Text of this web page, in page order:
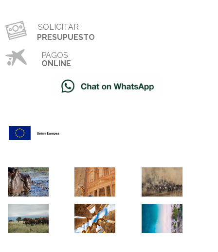
SOLICITAR
PRESUPUESTO
PAGOS
ONLINE